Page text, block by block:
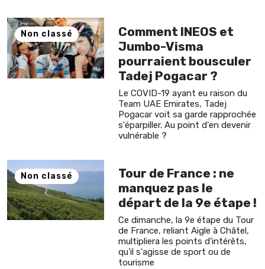
Non classé
Comment INEOS et
Jumbo-Visma
pourraient bousculer
Tadej Pogacar ?
Le COVID-19 ayant eu raison du
Team UAE Emirates, Tadej
Pogacar voit sa garde rapprochée
s'éparpiller. Au point d'en devenir
vulnérable ?
Non classé
Tour de France : ne
manquez pas le
départ de la 9e étape !
Ce dimanche, la 9e étape du Tour
de France, reliant Aigle à Châtel,
multipliera les points d'intérêts,
qu'il s'agisse de sport ou de
tourisme